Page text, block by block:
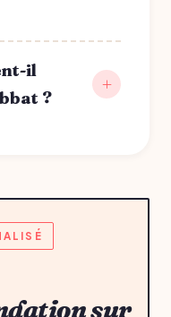
il
?
sur